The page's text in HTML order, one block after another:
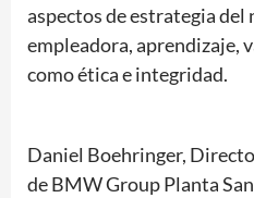
aspectos de estrategia del
empleadora, aprendizaje,
como ética e integridad.
Daniel Boehringer,
de BMW Group Planta